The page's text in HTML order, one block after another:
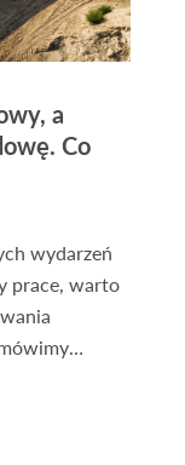
a
Co
wydarzeń
prace, warto
tematem.